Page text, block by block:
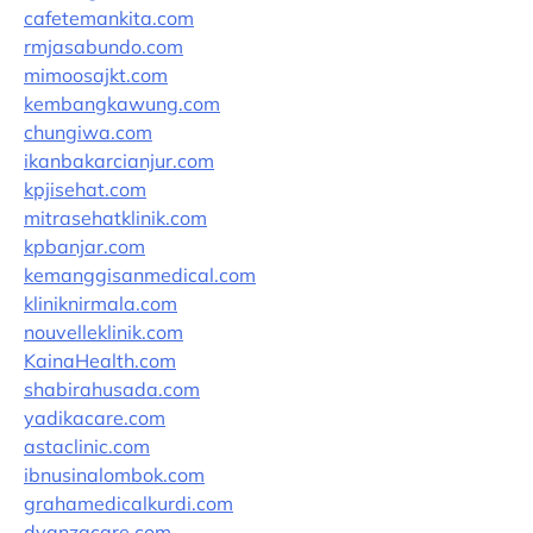
cafetemankita.com
rmjasabundo.com
mimoosajkt.com
kembangkawung.com
chungiwa.com
ikanbakarcianjur.com
kpjisehat.com
mitrasehatklinik.com
kpbanjar.com
kemanggisanmedical.com
kliniknirmala.com
nouvelleklinik.com
KainaHealth.com
shabirahusada.com
yadikacare.com
astaclinic.com
ibnusinalombok.com
grahamedicalkurdi.com